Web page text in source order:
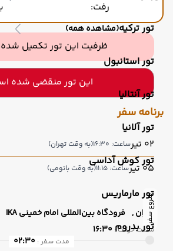
تور ترکیه(مشاهده همه)
تور استانبول
تور آنتالیا
تور آلانیا
تور کوش آداسی
تور مارماریس
تور بدروم
رفت:
ظرفیت این تور تکمیل
این تور منقضی شده
برنامه سفر
02 تیر ساعت: 16:30 (به وقت تهران)
05 تیر ساعت: 11:15 (به وقت باتومی)
شروع سفر
تهران , فرودگاه بین‌المللی امام خمینی IKA
ساعت حرکت : 16:30
مدت سفر :02:30